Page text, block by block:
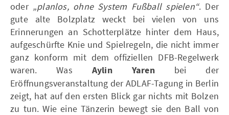
oder „planlos, ohne System Fußball spielen“. Der
gute alte Bolzplatz weckt bei vielen von uns
Erinnerungen an Schotterplätze hinter dem Haus,
aufgeschürfte Knie und Spielregeln, die nicht immer
ganz konform mit dem offiziellen DFB-Regelwerk
waren. Was Aylin Yarenbei der
Eröffnungsveranstaltung der ADLAF-Tagung in Berlin
zeigt, hat auf den ersten Blick gar nichts mit Bolzen
zu tun. Wie eine Tänzerin bewegt sie den Ball von